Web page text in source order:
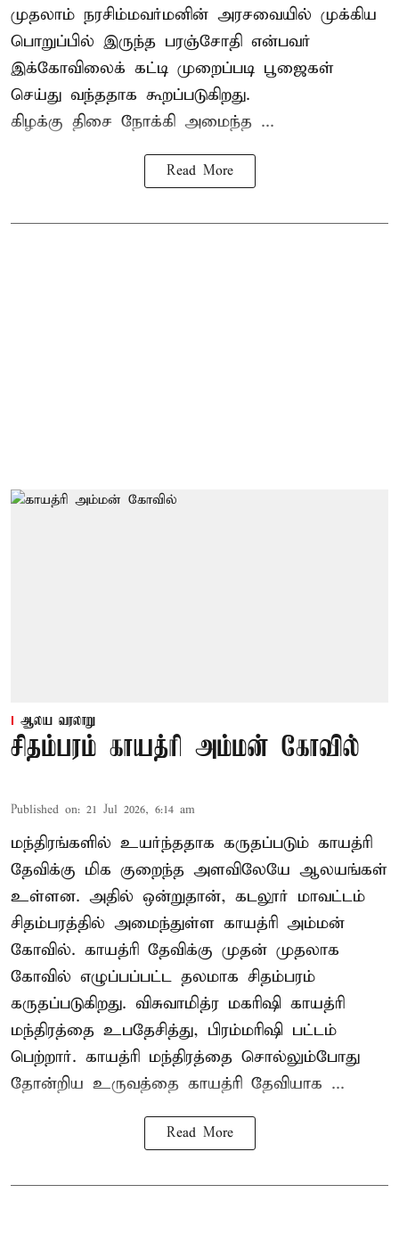
முதலாம் நரசிம்மவர்மனின் அரசவையில் முக்கிய
பொறுப்பில் இருந்த பரஞ்சோதி என்பவர்
இக்கோவிலைக் கட்டி முறைப்படி பூஜைகள்
செய்து வந்ததாக கூறப்படுகிறது.
கிழக்கு திசை நோக்கி அமைந்த ...
Read More
ஆலய வரலாறு
சிதம்பரம் காயத்ரி அம்மன் கோவில்
Published on: 21 Jul 2026, 6:14 am
மந்திரங்களில் உயர்ந்ததாக கருதப்படும் காயத்ரி
தேவிக்கு மிக குறைந்த அளவிலேயே ஆலயங்கள்
உள்ளன. அதில் ஒன்றுதான், கடலூர் மாவட்டம்
சிதம்பரத்தில் அமைந்துள்ள காயத்ரி அம்மன்
கோவில். காயத்ரி தேவிக்கு முதன் முதலாக
கோவில் எழுப்பப்பட்ட தலமாக சிதம்பரம்
கருதப்படுகிறது. விசுவாமித்ர மகரிஷி காயத்ரி
மந்திரத்தை உபதேசித்து, பிரம்மரிஷி பட்டம்
பெற்றார். காயத்ரி மந்திரத்தை சொல்லும்போது
தோன்றிய உருவத்தை காயத்ரி தேவியாக ...
Read More